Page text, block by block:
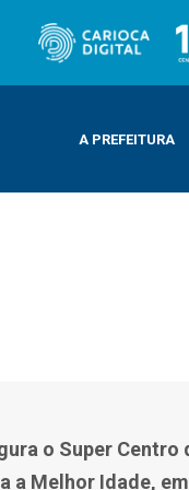
A PREFEITURA
Qualidade de Vida para a
o Super Centro
a Melhor Idade,